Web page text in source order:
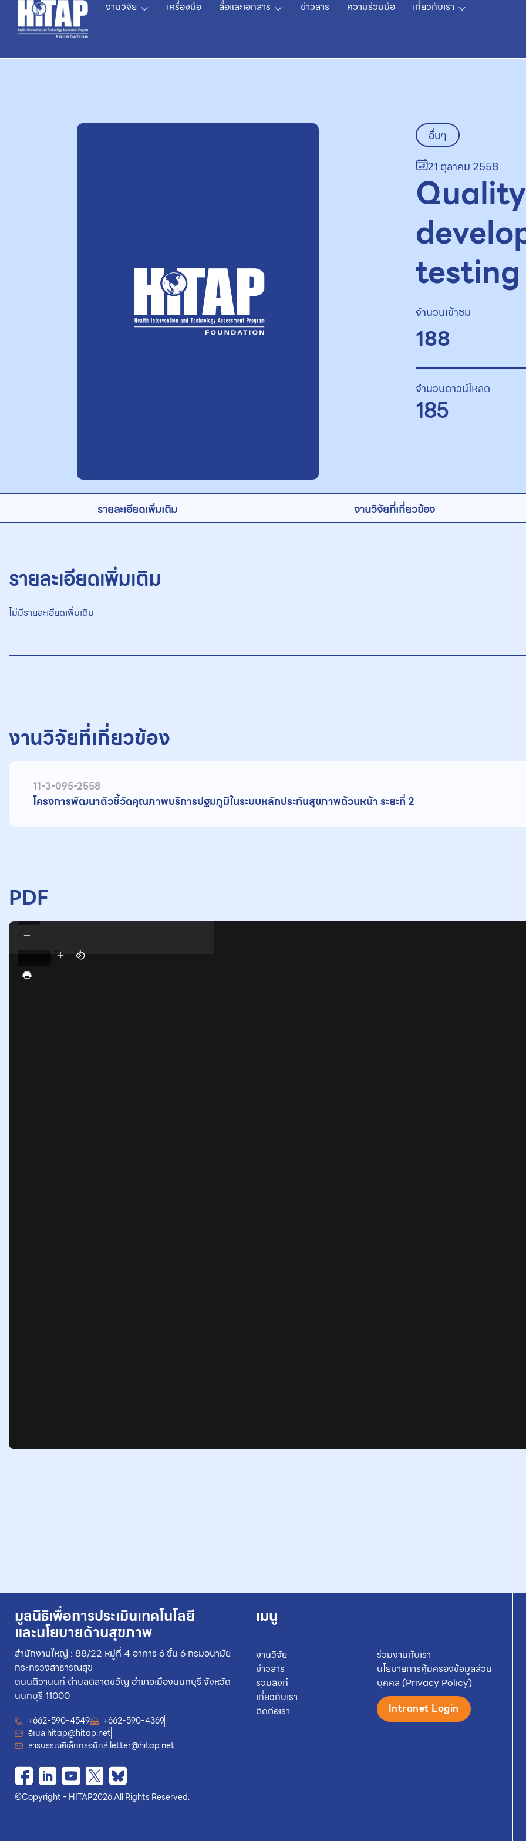
งานวิจัย เครื่องมือ สื่อและเอกสาร ข่าวสาร ความร่วมมือ เกี่ยวกับเรา
อื่นๆ
21 ตุลาคม 2558
testing
จำนวนเข้าชม
188
จำนวนดาวน์โหลด
185
รายละเอียดเพิ่มเติม งานวิจัยที่เกี่ยวข้อง
รายละเอียดเพิ่มเติม
ไม่มีรายละเอียดเพิ่มเติม
งานวิจัยที่เกี่ยวข้อง
11-3-095-2558
โครงการพัฒนาตัวชี้วัดคุณภาพบริการปฐมภูมิในระบบหลักประกันสุขภาพถ้วนหน้า ระยะที่ 2
PDF
มูลนิธิเพื่อการประเมินเทคโนโลยี
และนโยบายด้านสุขภาพ
สำนักงานใหญ่ : 88/22 หมู่ที่ 4 อาคาร 6 ชั้น 6 กรมอนามัย
กระทรวงสาธารณสุข
ถนนติวานนท์ ตำบลตลาดขวัญ อำเภอเมืองนนทบุรี จังหวัด
นนทบุรี 11000
+662-590-4549
+662-590-4369
อีเมล hitap@hitap.net
สารบรรณอิเล็กทรอนิกส์letter@hitap.net
©Copyright - HITAP2026.All Rights Reserved.
เมนู
งานวิจัย
ข่าวสาร
รวมลิงก์
เกี่ยวกับเรา
ติดต่อเรา
ร่วมงานกับเรา
นโยบายการคุ้มครองข้อมูลส่วน
บุคคล (Privacy Policy)
Intranet Login